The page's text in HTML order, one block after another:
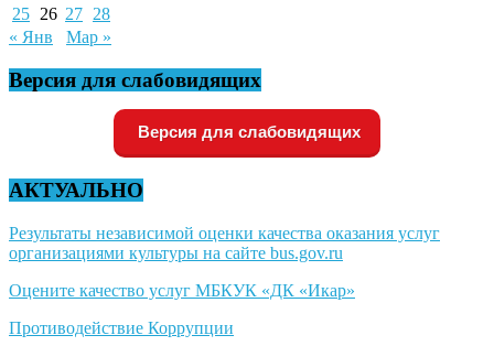
25 26 27 28
« Янв
Мар »
Версия для слабовидящих
Версия для слабовидящих
АКТУАЛЬНО
Результаты независимой оценки качества оказания услуг
организациями культуры на сайте bus.gov.ru
Оцените качество услуг МБКУК «ДК «Икар»
Противодействие Коррупции